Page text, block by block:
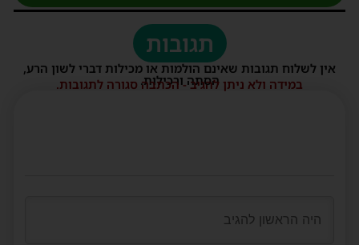
תגובות
אין לשלוח תגובות שאינם הולמות או מכילות דברי לשון הרע,
הסתה ורכילות.
במידה ולא ניתן להגיב - הכתבה סגורה לתגובות.